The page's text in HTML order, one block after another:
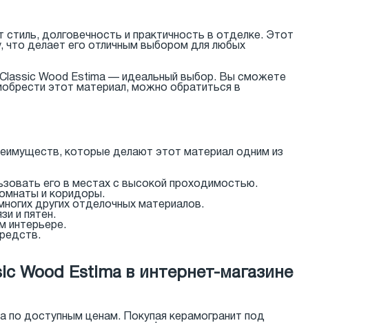
долговечность и практичность в отделке. Этот
что делает его отличным выбором для любых
Classic Wood Estima — идеальный выбор. Вы сможете
этот материал, можно обратиться в
которые делают этот материал одним из
его в местах с высокой проходимостью.
и коридоры.
других отделочных материалов.
и пятен.
интерьере.
Wood Estima в интернет-магазине
по доступным ценам. Покупая керамогранит под